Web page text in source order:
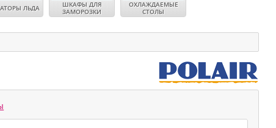
ЛЬДА
ШКАФЫ ДЛЯ
ЗАМОРОЗКИ
ОХЛАЖДАЕМЫЕ
СТОЛЫ